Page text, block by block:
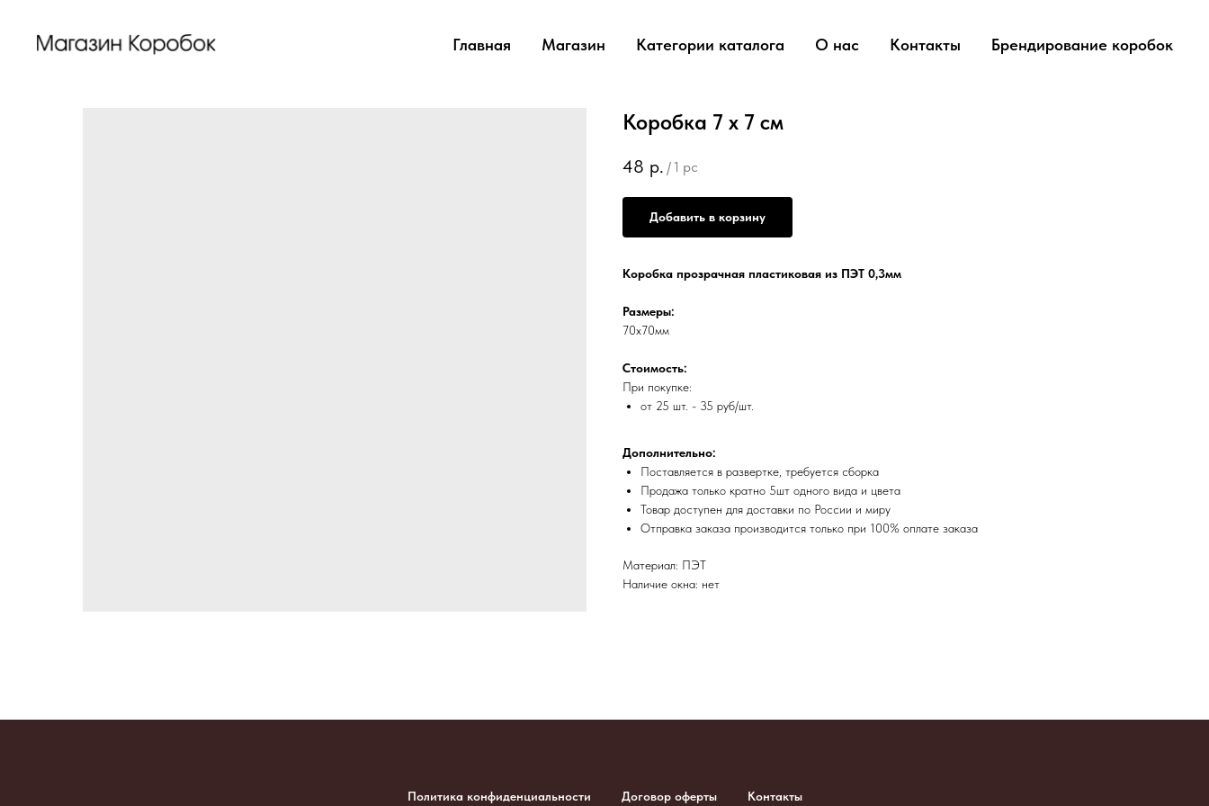
Главная Магазин Категории каталога О нас Контакты Брендирование коробок
Коробка 7 х 7 см
48 р. / 1 pc
Добавить в корзину
Коробка прозрачная пластиковая из ПЭТ 0,3мм
Размеры:
70х70мм
Стоимость:
При покупке:
от 25 шт. - 35 руб/шт.
Дополнительно:
Поставляется в развертке, требуется сборка
Продажа только кратно 5шт одного вида и цвета
Товар доступен для доставки по России и миру
​Отправка заказа производится только при 100% оплате заказа
Материал: ПЭТ
Наличие окна: нет
Политика конфиденциальности Договор оферты Контакты